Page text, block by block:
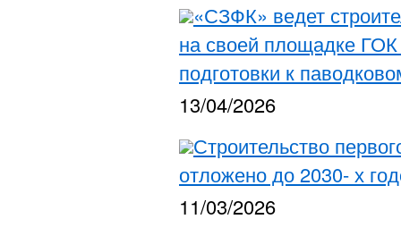
«СЗФК» ведет
на своей площадке
подготовки к
13/04/2026
Строительство
отложено до 2030- х
11/03/2026